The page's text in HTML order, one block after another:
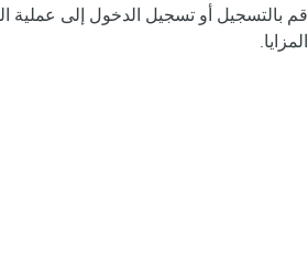
قم بالتسجيل أو تسجيل الدخول إلى عملية
المزايا.